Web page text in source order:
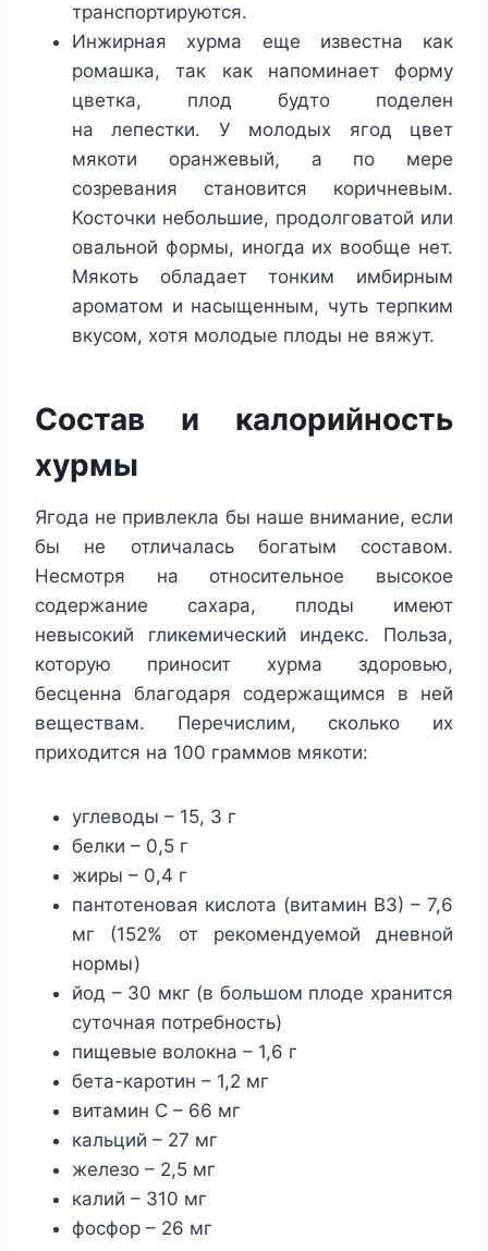
транспортируются.
Инжирная хурма еще известна как
ромашка, так как напоминает форму
цветка, плод будто поделен
на лепестки. У молодых ягод цвет
мякоти оранжевый, а по мере
созревания становится коричневым.
Косточки небольшие, продолговатой или
овальной формы, иногда их вообще нет.
Мякоть обладает тонким имбирным
ароматом и насыщенным, чуть терпким
вкусом, хотя молодые плоды не вяжут.
Состав и калорийность
хурмы
Ягода не привлекла бы наше внимание, если
бы не отличалась богатым составом.
Несмотря на относительное высокое
содержание сахара, плоды имеют
невысокий гликемический индекс. Польза,
которую приносит хурма здоровью,
бесценна благодаря содержащимся в ней
веществам. Перечислим, сколько их
приходится на 100 граммов мякоти:
углеводы – 15, 3 г
белки – 0,5 г
жиры – 0,4 г
пантотеновая кислота (витамин В3) – 7,6
мг (152% от рекомендуемой дневной
нормы)
йод – 30 мкг (в большом плоде хранится
суточная потребность)
пищевые волокна – 1,6 г
бета-каротин – 1,2 мг
витамин С – 66 мг
кальций – 27 мг
железо – 2,5 мг
калий – 310 мг
фосфор – 26 мг